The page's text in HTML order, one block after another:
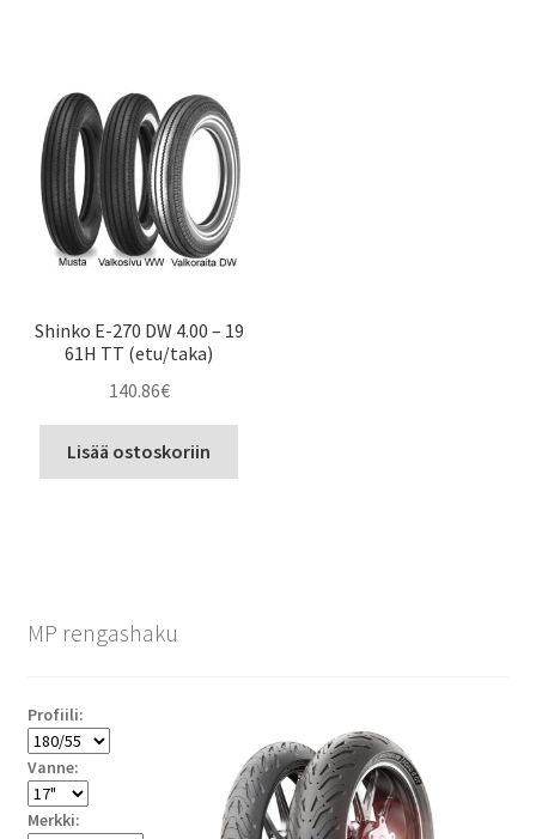
Shinko E-270 DW 4.00 – 19
61H TT (etu/taka)
140.86€
Lisää ostoskoriin
MP rengashaku
Profiili:
Vanne:
Merkki: